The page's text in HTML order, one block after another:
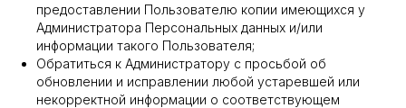
предоставлении Пользователю копии имеющихся у
Администратора Персональных данных и/или
информации такого Пользователя;
Обратиться к Администратору с просьбой об
обновлении и исправлении любой устаревшей или
некорректной информации о соответствующем